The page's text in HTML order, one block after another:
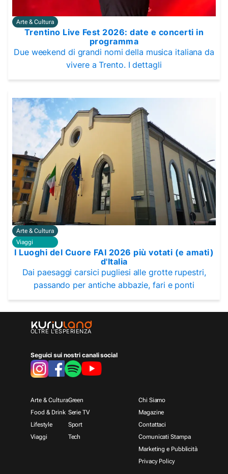
Arte & Cultura
Trentino Live Fest 2026: date e concerti in
programma
Due weekend di grandi nomi della musica italiana da
vivere a Trento. I dettagli
Arte & Cultura
Viaggi
I Luoghi del Cuore FAI 2026 più votati (e amati)
d'Italia
Dai paesaggi carsici pugliesi alle grotte rupestri,
passando per antiche abbazie, fari e ponti
OLTRE L'ESPERIENZA
Seguici sui nostri canali social
Arte & Cultura
Food & Drink
Lifestyle
Viaggi
Green
Serie TV
Sport
Tech
Chi Siamo
Magazine
Contattaci
Comunicati Stampa
Marketing e Pubblicità
Privacy Policy